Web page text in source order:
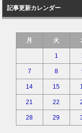
記事更新カレンダー
月
火
1
7 8
14 15
21 22
28 29